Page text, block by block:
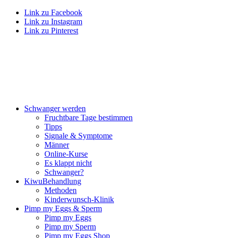
Link zu Facebook
Link zu Instagram
Link zu Pinterest
Schwan­ger wer­den
Frucht­ba­re Tage bestim­men
Tipps
Signa­le & Sym­pto­me
Män­ner
Online-Kur­se
Es klappt nicht
Schwan­ger?
Kiwu­Be­hand­lung
Metho­den
Kin­der­wunsch-Kli­nik
Pimp my Eggs & Sperm
Pimp my Eggs
Pimp my Sperm
Pimp my Eggs Shop